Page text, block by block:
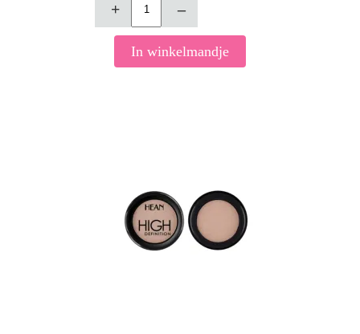
+ –
In winkelmandje